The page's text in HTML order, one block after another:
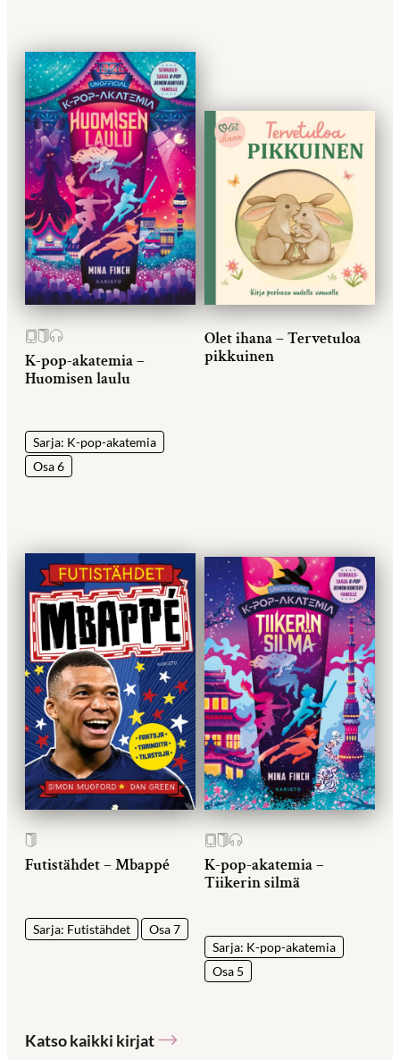
K-pop-akatemia –
Huomisen laulu
Sarja: K-pop-akatemia
Osa 6
Olet ihana – Tervetuloa
pikkuinen
Futistähdet – Mbappé
Sarja: Futistähdet Osa 7
K-pop-akatemia –
Tiikerin silmä
Sarja: K-pop-akatemia
Osa 5
Katso kaikki kirjat